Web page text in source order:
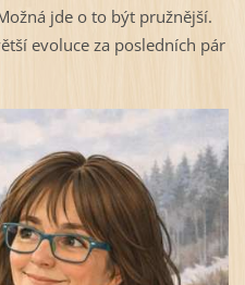
jde o to být pružnější.
evoluce za posledních pár